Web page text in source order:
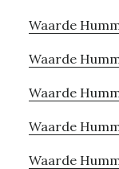
Waarde
Waarde
Waarde
Waarde
Waarde